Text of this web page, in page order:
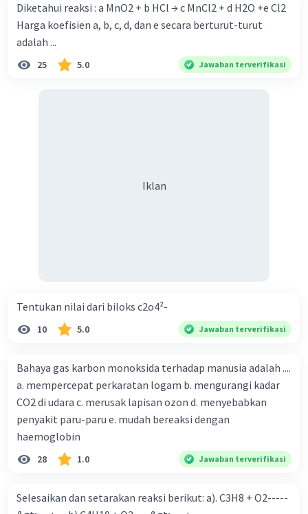
Diketahui reaksi : a MnO2 + b HCl → c MnCl2 + d H2O +e Cl2
Harga koefisien a, b, c, d, dan e secara berturut-turut
adalah ...
25 5.0 Jawaban terverifikasi
Iklan
Tentukan nilai dari biloks c2o4²-
10 5.0 Jawaban terverifikasi
Bahaya gas karbon monoksida terhadap manusia adalah ....
a. mempercepat perkaratan logam b. mengurangi kadar
CO2 di udara c. merusak lapisan ozon d. menyebabkan
penyakit paru-paru e. mudah bereaksi dengan
haemoglobin
28 1.0 Jawaban terverifikasi
Selesaikan dan setarakan reaksi berikut: a). C3H8 + O2-----